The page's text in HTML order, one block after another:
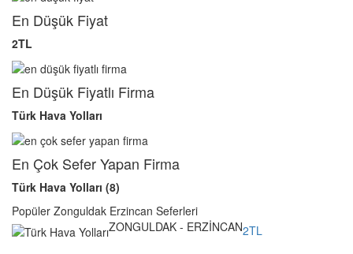
En Düşük Fiyat
2TL
En Düşük Fiyatlı Firma
Türk Hava Yolları
En Çok Sefer Yapan Firma
Türk Hava Yolları (8)
Popüler Zonguldak Erzincan Seferleri
ZONGULDAK - ERZİNCAN2TL